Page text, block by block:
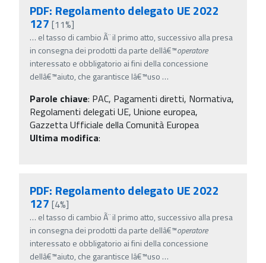
PDF: Regolamento delegato UE 2022
127 [11%]
… el tasso di cambio Ã¨ il primo atto, successivo alla presa
in consegna dei prodotti da parte dellâ€™operatore
interessato e obbligatorio ai fini della concessione
dellâ€™aiuto, che garantisce lâ€™uso …
Parole chiave: PAC, Pagamenti diretti, Normativa,
Regolamenti delegati UE, Unione europea,
Gazzetta Ufficiale della Comunità Europea
Ultima modifica:
PDF: Regolamento delegato UE 2022
127 [4%]
… el tasso di cambio Ã¨ il primo atto, successivo alla presa
in consegna dei prodotti da parte dellâ€™operatore
interessato e obbligatorio ai fini della concessione
dellâ€™aiuto, che garantisce lâ€™uso …